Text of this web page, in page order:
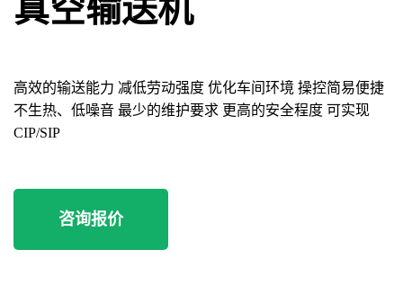
真空输送机
高效的输送能力 减低劳动强度 优化车间环境 操控简易便捷
不生热、低噪音 最少的维护要求 更高的安全程度 可实现
CIP/SIP
咨询报价